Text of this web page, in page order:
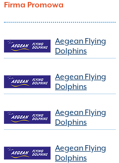
Firma Promowa
Aegean Flying
Dolphins
Aegean Flying
Dolphins
Aegean Flying
Dolphins
Aegean Flying
Dolphins